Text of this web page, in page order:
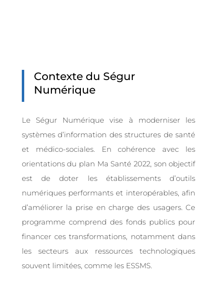
Contexte du Ségur
Numérique
Le Ségur Numérique vise à moderniser les
systèmes d’information des structures de santé
et médico-sociales. En cohérence avec les
orientations du plan Ma Santé 2022, son objectif
est de doter les établissements d’outils
numériques performants et interopérables, afin
d’améliorer la prise en charge des usagers. Ce
programme comprend des fonds publics pour
financer ces transformations, notamment dans
les secteurs aux ressources technologiques
souvent limitées, comme les ESSMS.